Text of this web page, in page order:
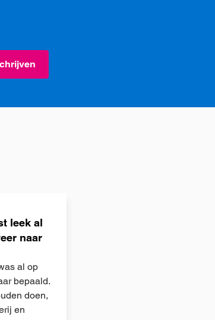
leek al
naar
al op
bepaald.
doen,
en